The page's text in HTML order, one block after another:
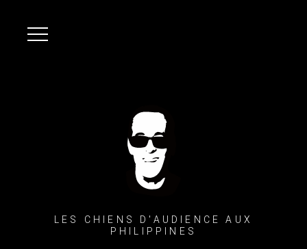
LES CHIENS D'AUDIENCE AUX
PHILIPPINES